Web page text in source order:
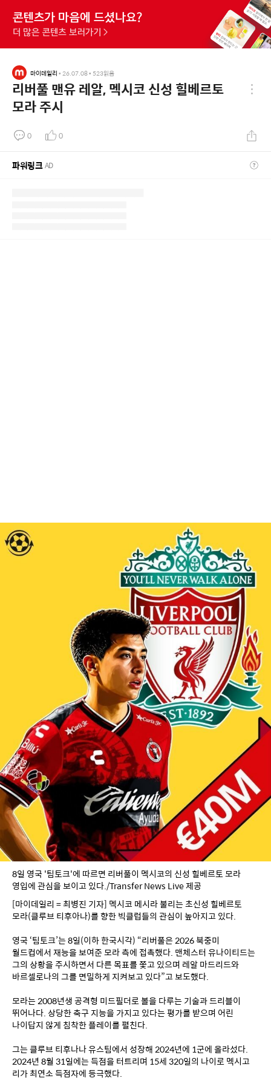
마이데일리 • 26.07.08• 523읽음
리버풀 맨유 레알, 멕시코 신성 힐베르토
모라 주시
0 0
파워링크AD
8일 영국 '팀토크'에 따르면 리버풀이 멕시코의 신성 힐베르토 모라
영입에 관심을 보이고 있다./Transfer News Live 제공
[마이데일리 = 최병진 기자] 멕시코 메시라 불리는 초신성 힐베르토
모라(클루브 티후아나)를 향한 빅클럽들의 관심이 높아지고 있다.
영국 ‘팀토크’는 8일(이하 한국시각) “리버풀은 2026 북중미
월드컵에서 재능을 보여준 모라 측에 접촉했다. 맨체스터 유나이티드는
그의 상황을 주시하면서 다른 목표를 쫓고 있으며 레알 마드리드와
바르셀로나의 그를 면밀하게 지켜보고 있다”고 보도했다.
모라는 2008년생 공격형 미드필더로 볼을 다루는 기술과 드리블이
뛰어나다. 상당한 축구 지능을 가지고 있다는 평가를 받으며 어린
나이답지 않게 침착한 플레이를 펼친다.
그는 클루브 티후나나 유스팀에서 성장해 2024년에 1군에 올라섰다.
2024년 8월 31일에는 득점을 터트리며 15세 320일의 나이로 멕시고
리가 최연소 득점자에 등극했다.